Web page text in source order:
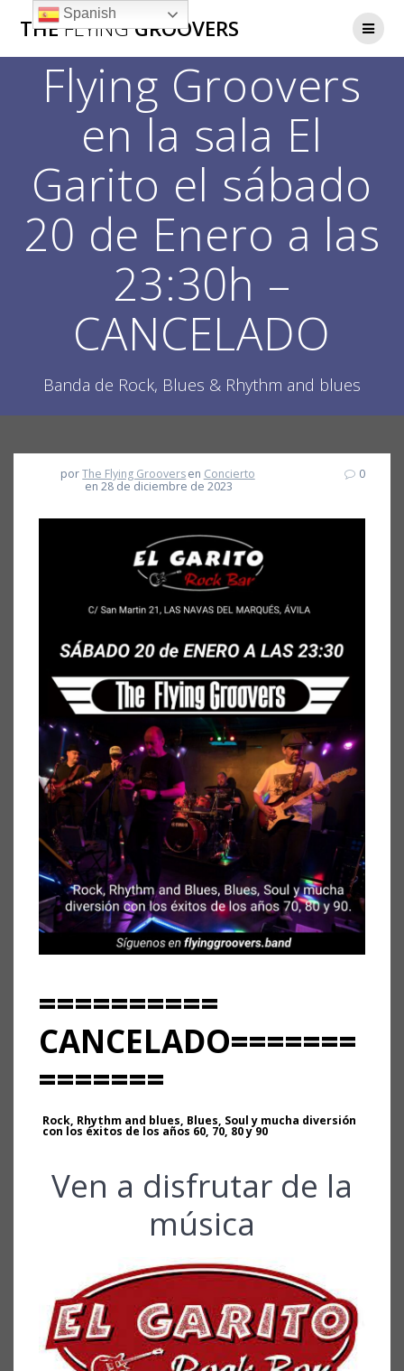
al
THEFLYINGGROOVERS
Flying Groovers
en la sala El
Garito el sábado
20 de Enero a las
23:30h –
CANCELADO
Banda de Rock, Blues & Rhythm and blues
porThe Flying Grooversen Concierto
en 28 de diciembre de 2023
0
==========
CANCELADO=======
=======
Rock, Rhythm and blues, Blues, Soul y mucha diversión
con los éxitos de los años 60, 70, 80 y 90
Ven a disfrutar de la
música
Spanish